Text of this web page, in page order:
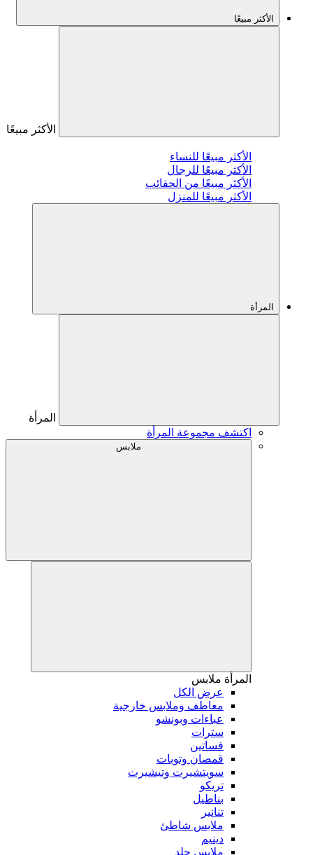
الأكثر مبيعًا
الأكثر مبيعًا
الأكثر مبيعًا للنساء
الأكثر مبيعًا للرجال
الأكثر مبيعًا من الحقائب
الأكثر مبيعًا للمنزل
المرأة
المرأة
اكتشف مجموعة المرأة
ملابس
المرأة ملابس
عرض الكل
معاطف وملابس خارجية
عباءات وبونشو
سترات
فساتين
قمصان وتوبات
سويتشيرت وتيشيرت
تريكو
بناطيل
تنانير
ملابس شاطئ
دينيم
ملابس جلد